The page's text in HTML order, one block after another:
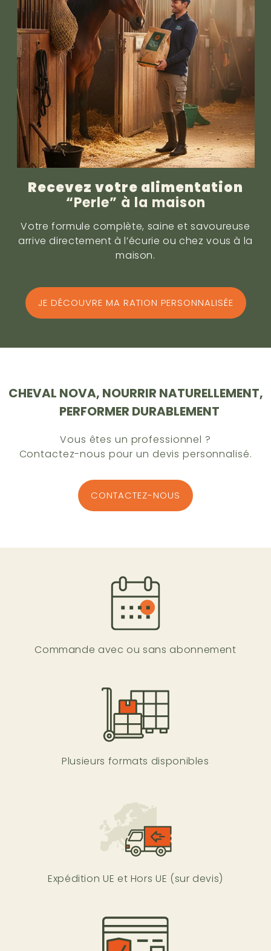
Recevez votre alimentation
“Perle” à la maison
Votre formule complète, saine et savoureuse
arrive directement à l’écurie ou chez vous à la
maison.
JE DÉCOUVRE MA RATION PERSONNALISÉE
CHEVAL NOVA, NOURRIR NATURELLEMENT,
PERFORMER DURABLEMENT
Vous êtes un professionnel ?
Contactez-nous pour un devis personnalisé.
CONTACTEZ-NOUS
Commande avec ou sans abonnement
Plusieurs formats disponibles
Expédition UE et Hors UE (sur devis)